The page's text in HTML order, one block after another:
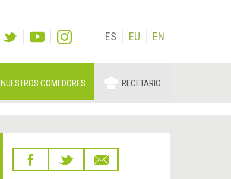
ES EU EN
NUESTROS COMEDORES RECETARIO